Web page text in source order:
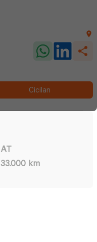
Cicilan
AT
33.000 km